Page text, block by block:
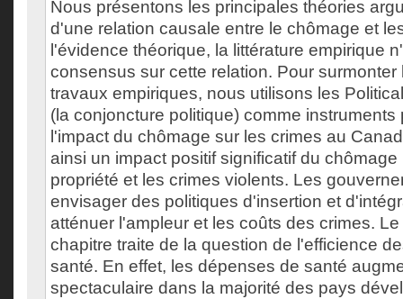
Nous présentons les principales théories
d'une relation causale entre le chômage et
l'évidence théorique, la littérature empirique
consensus sur cette relation. Pour
travaux empiriques, nous utilisons les
(la conjoncture politique) comme instruments
l'impact du chômage sur les crimes au
ainsi un impact positif significatif du
propriété et les crimes violents. Les
envisager des politiques d'insertion et
atténuer l'ampleur et les coûts des crimes.
chapitre traite de la question de l'efficience
santé. En effet, les dépenses de santé
spectaculaire dans la majorité des pays